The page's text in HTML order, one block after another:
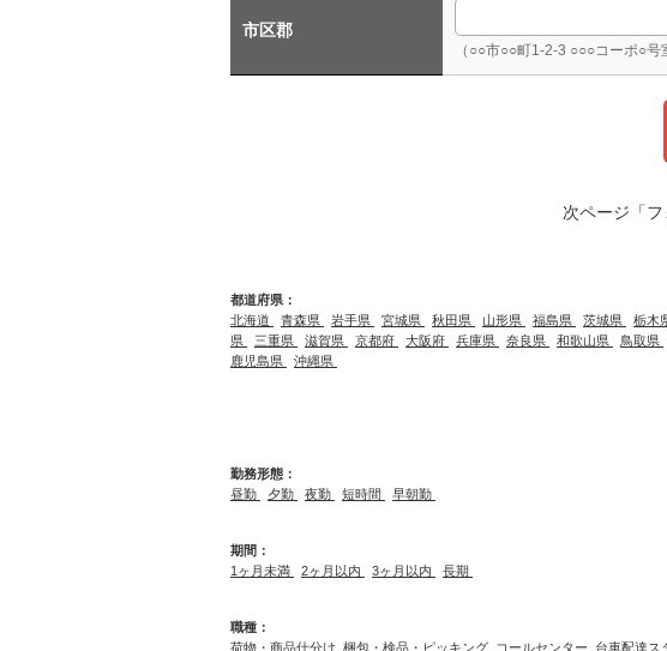
市区郡
（○○市○○町1-2-3 ○○○コーポ○号
次ページ「
都道府県：
北海道
青森県 岩手県 宮城県 秋田県 山形県 福島県 茨城県 栃木
県
三重県 滋賀県 京都府 大阪府 兵庫県 奈良県 和歌山県 鳥取県
鹿児島県
沖縄県
勤務形態：
昼勤
夕勤 夜勤 短時間 早朝勤
期間：
1ヶ月未満
2ヶ月以内 3ヶ月以内 長期
職種：
荷物・商品仕分け 梱包・検品・ピッキング コールセンター 台車配達ス